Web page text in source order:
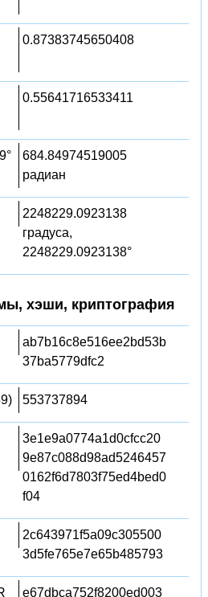
0.87383745650408
0.55641716533411
684.84974519005
радиан
2248229.0923138
градуса,
2248229.0923138°
хэши, криптография
ab7b16c8e516ee2bd53b
37ba5779dfc2
553737894
3e1e9a0774a1d0cfcc20
9e87c088d98ad5246457
0162f6d7803f75ed4bed0
f04
2c643971f5a09c305500
3d5fe765e7e65b485793
e67dbca752f8200ed003